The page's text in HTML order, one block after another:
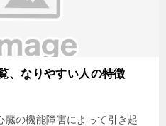
、なりやすい人の特徴
の機能障害によって引き起